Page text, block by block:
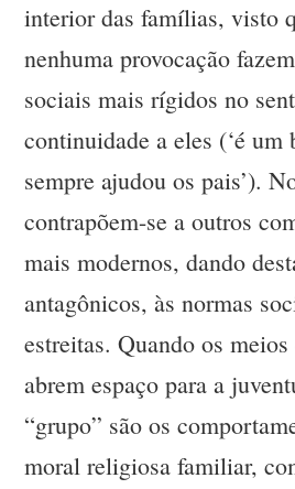
interior das famílias, visto
nenhuma provocação
sociais mais rígidos no
continuidade a eles (‘é um
sempre ajudou os pais’).
contrapõem-se a outros
mais modernos, dando
antagônicos, às normas
estreitas. Quando os
abrem espaço para a
“grupo” são os
moral religiosa familiar,